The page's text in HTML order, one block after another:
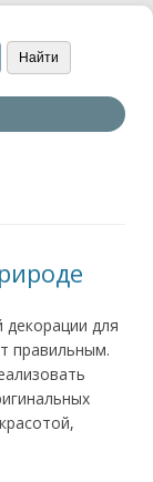
декорации для
правильным.